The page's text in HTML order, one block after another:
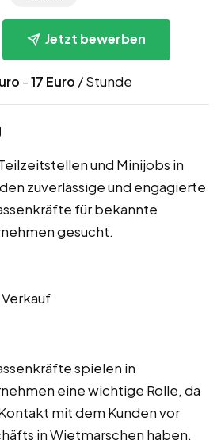
Jetzt bewerben
-17 Euro / Stunde
und Minijobs in
zuverlässige und engagierte
für bekannte
gesucht.
spielen in
eine wichtige Rolle, da
mit dem Kunden vor
in Wietmarschen haben.